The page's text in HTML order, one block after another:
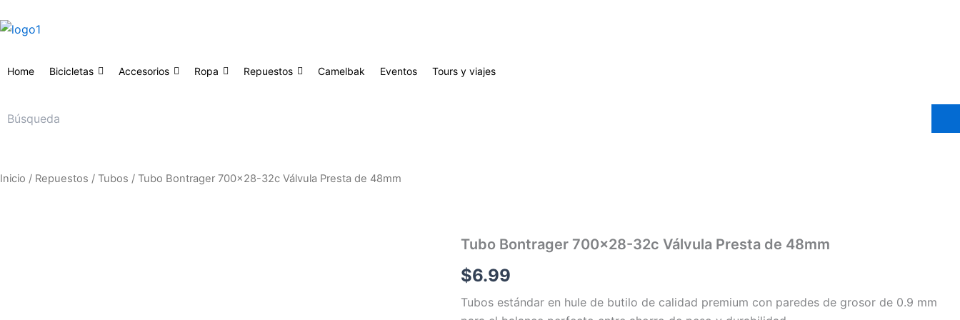
al
Home Bicicletas Accesorios Ropa Repuestos Camelbak Eventos Tours y viajes
Inicio / Repuestos / Tubos / Tubo Bontrager 700×28-32c Válvula Presta de 48mm
Tubo Bontrager 700×28-32c Válvula Presta de 48mm
$6.99
Tubos estándar en hule de butilo de calidad premium con paredes de grosor de 0.9 mm